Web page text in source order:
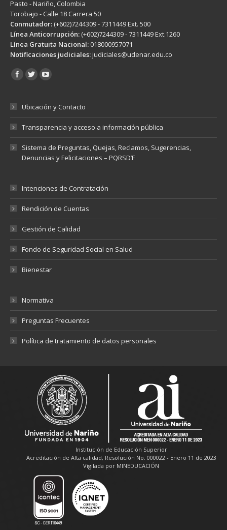
Pasto - Nariño, Colombia
Torobajo - Calle 18 Carrera 50
Conmutador: (+602)7244309 - 7311449 Ext. 500
Línea Anticorrupción: (+602)7244309 - 7311449 Ext.1260
Línea Gratuita Nacional: 018000957071
Notificaciones judiciales:judiciales@udenar.edu.co
Encuéntranos en:
Ubicación y Contacto
Transparencia y acceso a información pública
Sistema de Preguntas, Quejas, Reclamos, Sugerencias,
Denuncias y Felicitaciones – PQRSD’F
Intenciones de Contratación
Rendición de Cuentas
Gestión de Calidad
Fondo de Seguridad Social en Salud
Bienestar
Normativa
Preguntas Frecuentes
Política de tratamiento de datos personales
Institución de Educación Superior
Acreditación de Alta calidad, Resolución No. 000022 - Enero 11 de 2023
Vigilada por MINEDUCACIÓN